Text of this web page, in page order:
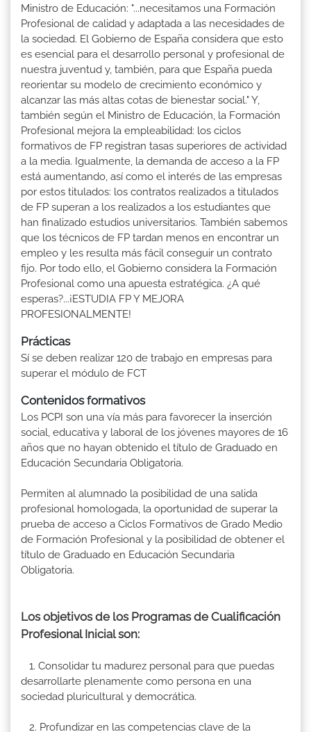
Ministro de Educación: "...necesitamos una Formación
Profesional de calidad y adaptada a las necesidades de
la sociedad. El Gobierno de España considera que esto
es esencial para el desarrollo personal y profesional de
nuestra juventud y, también, para que España pueda
reorientar su modelo de crecimiento económico y
alcanzar las más altas cotas de bienestar social." Y,
también según el Ministro de Educación, la Formación
Profesional mejora la empleabilidad: los ciclos
formativos de FP registran tasas superiores de actividad
a la media. Igualmente, la demanda de acceso a la FP
está aumentando, así como el interés de las empresas
por estos titulados: los contratos realizados a titulados
de FP superan a los realizados a los estudiantes que
han finalizado estudios universitarios. También sabemos
que los técnicos de FP tardan menos en encontrar un
empleo y les resulta más fácil conseguir un contrato
fijo. Por todo ello, el Gobierno considera la Formación
Profesional como una apuesta estratégica. ¿A qué
esperas?...¡ESTUDIA FP Y MEJORA
PROFESIONALMENTE!
Prácticas
Sí se deben realizar 120 de trabajo en empresas para
superar el módulo de FCT
Contenidos formativos
Los PCPI son una vía más para favorecer la inserción
social, educativa y laboral de los jóvenes mayores de 16
años que no hayan obtenido el título de Graduado en
Educación Secundaria Obligatoria.
Permiten al alumnado la posibilidad de una salida
profesional homologada, la oportunidad de superar la
prueba de acceso a Ciclos Formativos de Grado Medio
de Formación Profesional y la posibilidad de obtener el
título de Graduado en Educación Secundaria
Obligatoria.
Los objetivos de los Programas de Cualificación
Profesional Inicial son:
1. Consolidar tu madurez personal para que puedas
desarrollarte plenamente como persona en una
sociedad pluricultural y democrática.
2. Profundizar en las competencias clave de la